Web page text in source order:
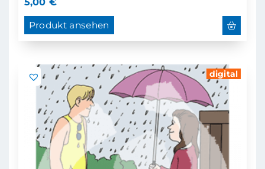
Produkt ansehen
digital